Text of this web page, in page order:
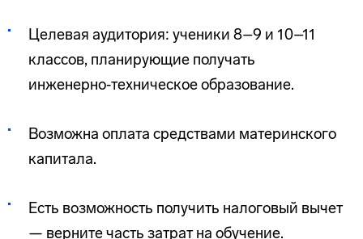
Целевая аудитория: ученики 8–9 и 10–11
классов, планирующие получать
инженерно‑техническое образование.
Возможна оплата средствами материнского
капитала.
Есть возможность получить налоговый вычет
— верните часть затрат на обучение.